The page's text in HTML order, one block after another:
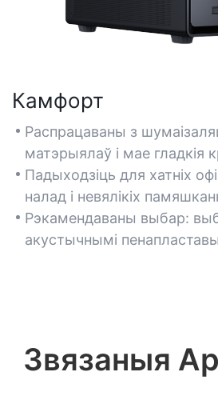
Камфорт
Распрацаваны з
матэрыялаў і мае гладкія
мінімізацыі шуму пры
камфорту ўзаемадзеяння з
Кампактны форм-фактар
партатыўнасць і
Падыходзіць для хатніх
налад і невялікіх
праца і элегантны дызайн
вырашальнае значэнне.
Рэкамендаваны выбар:
акустычнымі
Звязаныя